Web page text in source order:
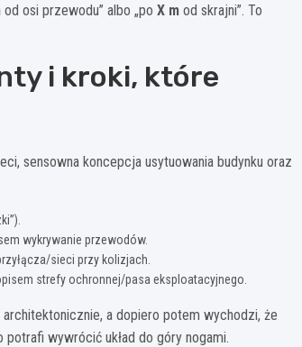
od osi przewodu” albo „po X m od skrajni”. To
i kroki, które
sensowna koncepcja usytuowania budynku oraz
wykrywanie przewodów.
sieci przy kolizjach.
strefy ochronnej/pasa eksploatacyjnego.
a dopiero potem wychodzi, że
potrafi wywrócić układ do góry nogami.